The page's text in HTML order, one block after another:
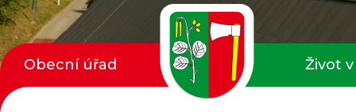
Obecní úřad Život